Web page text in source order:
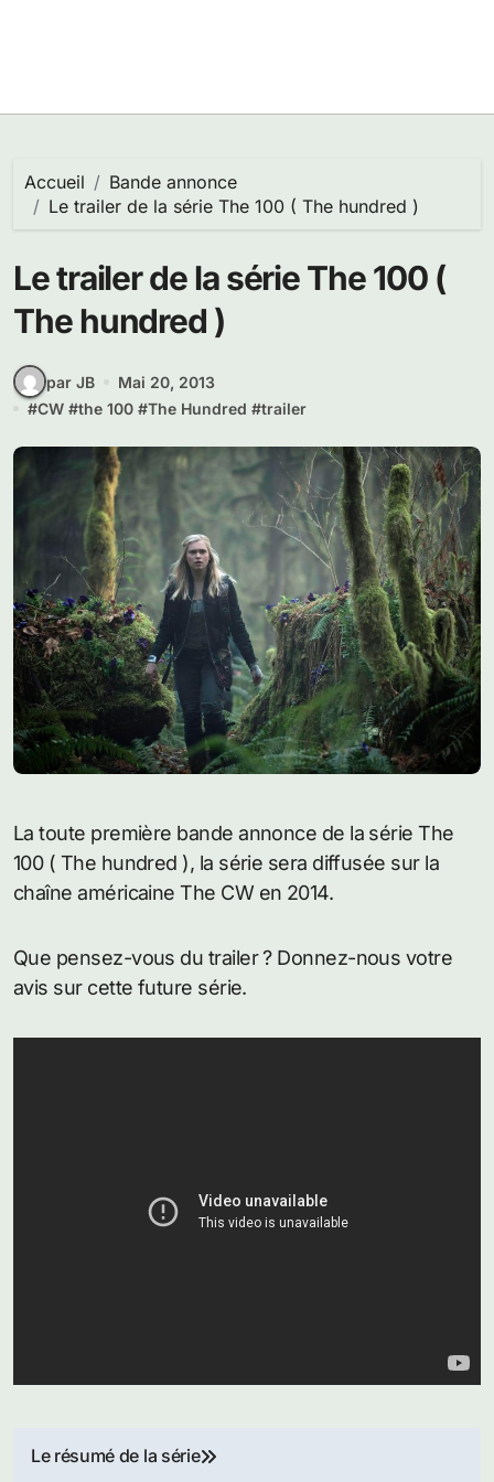
Accueil
Bande annonce
Le trailer de la série The 100 ( The hundred )
Le trailer de la série The 100 (
The hundred )
par JB
Mai 20, 2013
#CW #the 100 #The Hundred #trailer
La toute première bande annonce de la série The
100 ( The hundred ), la série sera diffusée sur la
chaîne américaine The CW en 2014.
Que pensez-vous du trailer ? Donnez-nous votre
avis sur cette future série.
Navigation
Le résumé de la série